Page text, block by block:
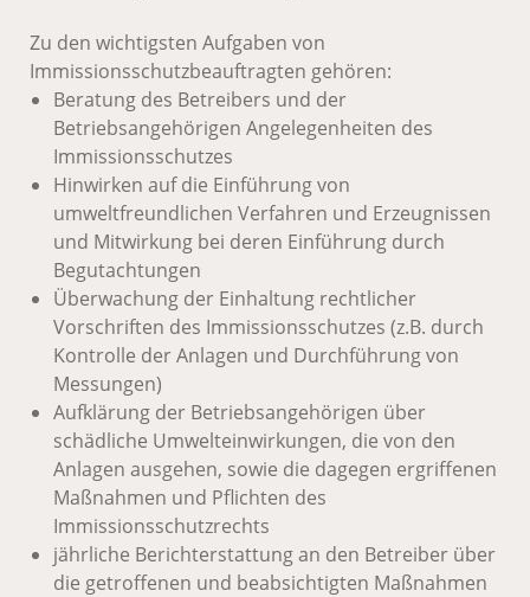
Zu den wichtigsten Aufgaben von
Immissionsschutzbeauftragten gehören:
Beratung des Betreibers und der
Betriebsangehörigen Angelegenheiten des
Immissionsschutzes
Hinwirken auf die Einführung von
umweltfreundlichen Verfahren und Erzeugnissen
und Mitwirkung bei deren Einführung durch
Begutachtungen
Überwachung der Einhaltung rechtlicher
Vorschriften des Immissionsschutzes (z.B. durch
Kontrolle der Anlagen und Durchführung von
Messungen)
Aufklärung der Betriebsangehörigen über
schädliche Umwelteinwirkungen, die von den
Anlagen ausgehen, sowie die dagegen ergriffenen
Maßnahmen und Pflichten des
Immissionsschutzrechts
jährliche Berichterstattung an den Betreiber über
die getroffenen und beabsichtigten Maßnahmen